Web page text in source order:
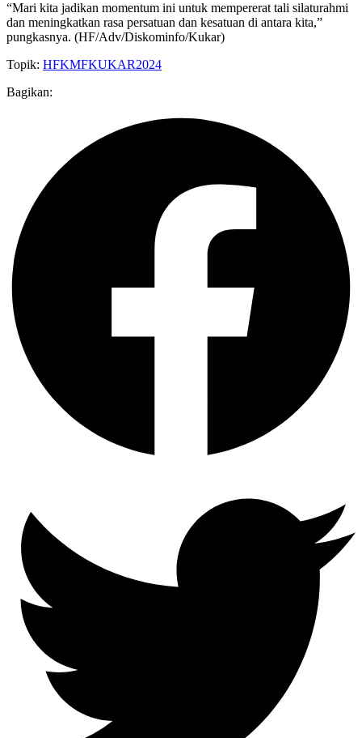
“Mari kita jadikan momentum ini untuk mempererat tali silaturahmi
dan meningkatkan rasa persatuan dan kesatuan di antara kita,”
pungkasnya. (HF/Adv/Diskominfo/Kukar)
Topik: HFKMFKUKAR2024
Bagikan: